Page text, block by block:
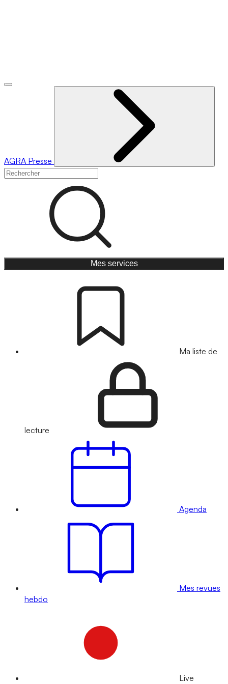
AGRA Presse
Mes services
Ma liste de
lecture
Agenda
Mes revues
hebdo
Live